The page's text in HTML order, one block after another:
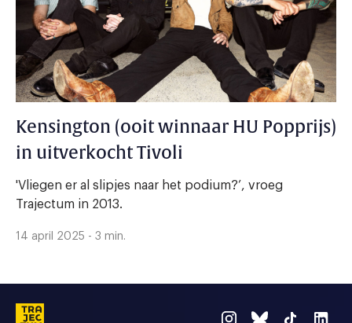
Kensington (ooit winnaar HU Popprijs)
in uitverkocht Tivoli
'Vliegen er al slipjes naar het podium?’, vroeg
Trajectum in 2013.
14 april 2025 - 3 min.